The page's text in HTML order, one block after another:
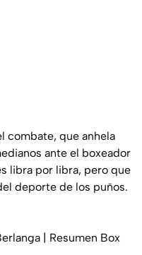
combate, que anhela
ante el boxeador
libra por libra, pero que
deporte de los puños.
| Resumen Box